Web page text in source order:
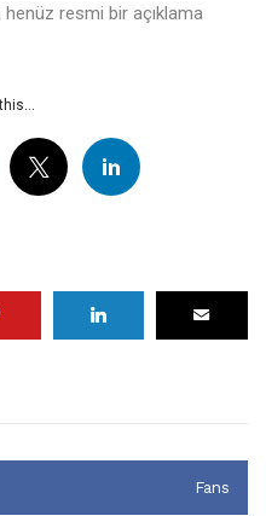
henüz resmi bir açıklama
Fans